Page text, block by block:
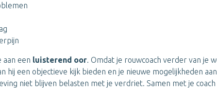
aan een luisterend oor. Omdat je rouwcoach verder van je
hij een objectieve kijk bieden en je nieuwe mogelijkheden
niet blijven belasten met je verdriet. Samen met je